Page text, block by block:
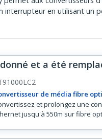
interrupteur en utilisant un
et a été
de média fibre
et prolongez une
jusqu'à 550m sur fibre